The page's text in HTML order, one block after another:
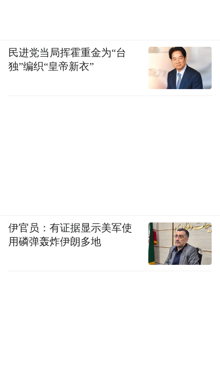
民进党当局挥霍重金为“台
独”编织“皇帝新衣”
伊官员：有证据显示美军使
用磷弹轰炸伊朗多地